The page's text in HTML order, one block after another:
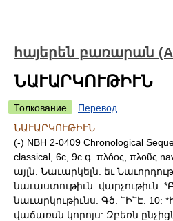
հայերեն բառարան
ՆԱՒԱՐԿՈՒԹԻՒՆ
Толкование
Перевод
ՆԱՒԱՐԿՈՒԹԻՒՆ
(-) NBH 2-0409 Chronological
classical, 6c, 9c գ. πλόος, πλοῦς
այլն. Նաւարկելն. եւ
նաւաստութիւն. վարչութիւն.
նաւարկութիւնս. Գծ. ՟Ի՟Է. 10:
վաճառսն կորոյս: Զբեռն